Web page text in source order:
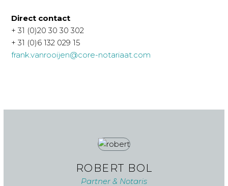
Direct contact
+ 31 (0)20 30 30 302
+ 31 (0)6 132 029 15
frank.vanrooijen@core-notariaat.com
ROBERT BOL
Partner & Notaris